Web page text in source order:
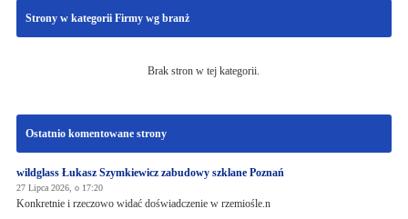
Strony w kategorii Firmy wg branż
Brak stron w tej kategorii.
Ostatnio komentowane strony
wildglass Łukasz Szymkiewicz zabudowy szklane Poznań
27 Lipca 2026, o 17:20
Konkretnie i rzeczowo widać doświadczenie w rzemiośle.n